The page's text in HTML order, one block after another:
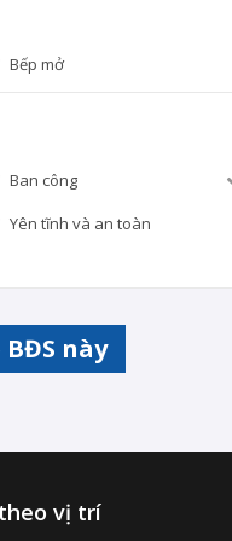
Bếp mở
Ban công
Yên tĩnh và an toàn
này
vị trí